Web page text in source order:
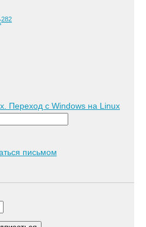
282
Переход с Windows на Linux
письмом